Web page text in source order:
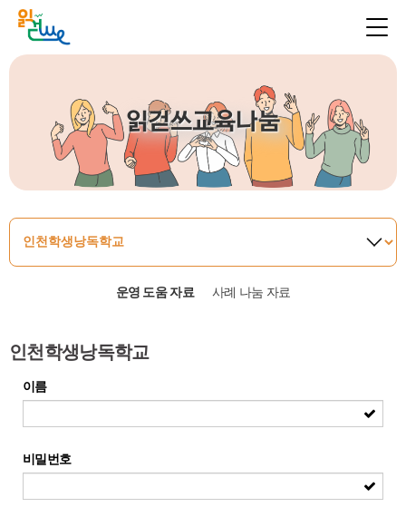
읽걷쓰교육나눔
운영 도움 자료 사례 나눔 자료
인천학생낭독학교
이름
비밀번호